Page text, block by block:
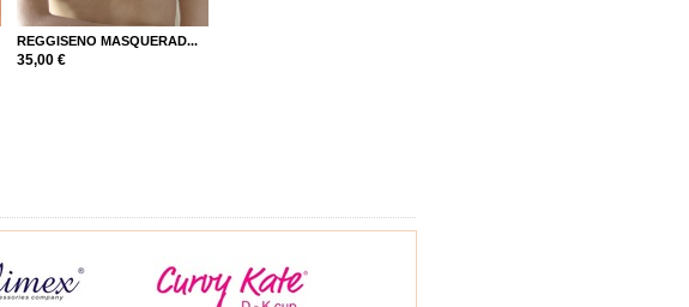
REGGISENO MASQUERAD...
35,00 €